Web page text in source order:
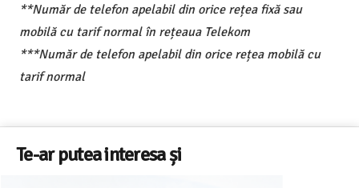
**Număr de telefon apelabil din orice rețea fixă sau
mobilă cu tarif normal în rețeaua Telekom
***Număr de telefon apelabil din orice rețea mobilă cu
tarif normal
Te-ar putea interesa și